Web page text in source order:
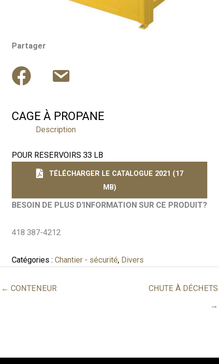
Partager
CAGE À PROPANE
Description
POUR RESERVOIRS 33 LB
TÉLÉCHARGER LE CATALOGUE 2021 (17
MB)
BESOIN DE PLUS D'INFORMATION SUR CE PRODUIT?
418 387-4212
Catégories : Chantier - sécurité, Divers
← CONTENEUR
CHUTE À DÉCHETS
→